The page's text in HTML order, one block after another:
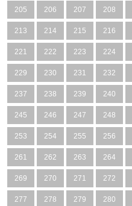
205 206 207 208
213 214 215 216
221 222 223 224
229 230 231 232
237 238 239 240
245 246 247 248
253 254 255 256
261 262 263 264
269 270 271 272
277 278 279 280